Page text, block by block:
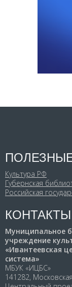
Культура РФ
Губернская
Российская
КОНТАКТЫ
Муниципальное
учреждение
«Ивантеевская
система»
МБУК «ИЦБС»
141282,